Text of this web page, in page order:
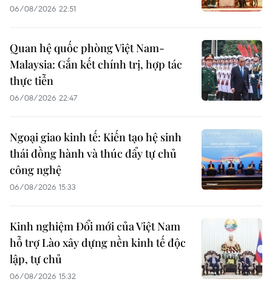
06/08/2026 22:51
Quan hệ quốc phòng Việt Nam-
Malaysia: Gắn kết chính trị, hợp tác
thực tiễn
06/08/2026 22:47
Ngoại giao kinh tế: Kiến tạo hệ sinh
thái đồng hành và thúc đẩy tự chủ
công nghệ
06/08/2026 15:33
Kinh nghiệm Đổi mới của Việt Nam
hỗ trợ Lào xây dựng nền kinh tế độc
lập, tự chủ
06/08/2026 15:32